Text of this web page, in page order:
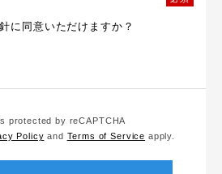
に同意いただけますか？
protected by reCAPTCHA
Policy and Terms of Service apply.